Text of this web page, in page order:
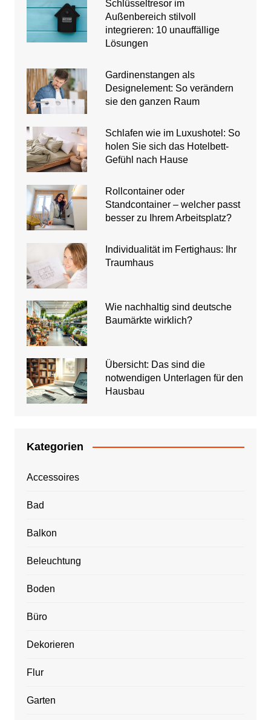
Schlüsseltresor im
Außenbereich stilvoll
integrieren: 10 unauffällige
Lösungen
Gardinenstangen als
Designelement: So verändern
sie den ganzen Raum
Schlafen wie im Luxushotel: So
holen Sie sich das Hotelbett-
Gefühl nach Hause
Rollcontainer oder
Standcontainer – welcher passt
besser zu Ihrem Arbeitsplatz?
Individualität im Fertighaus: Ihr
Traumhaus
Wie nachhaltig sind deutsche
Baumärkte wirklich?
Übersicht: Das sind die
notwendigen Unterlagen für den
Hausbau
Kategorien
Accessoires
Bad
Balkon
Beleuchtung
Boden
Büro
Dekorieren
Flur
Garten